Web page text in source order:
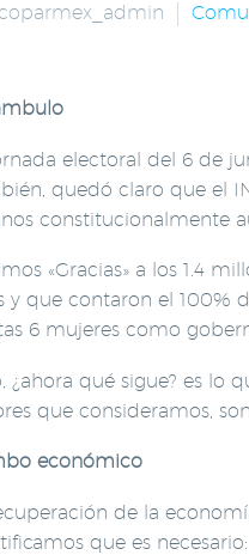
electoral del 6 de
quedó claro que el
constitucionalmente
«Gracias» a los 1.4
y que contaron el 100%
6 mujeres como
¿ahora qué sigue? es lo
que consideramos,
económico
de la
que es necesario: